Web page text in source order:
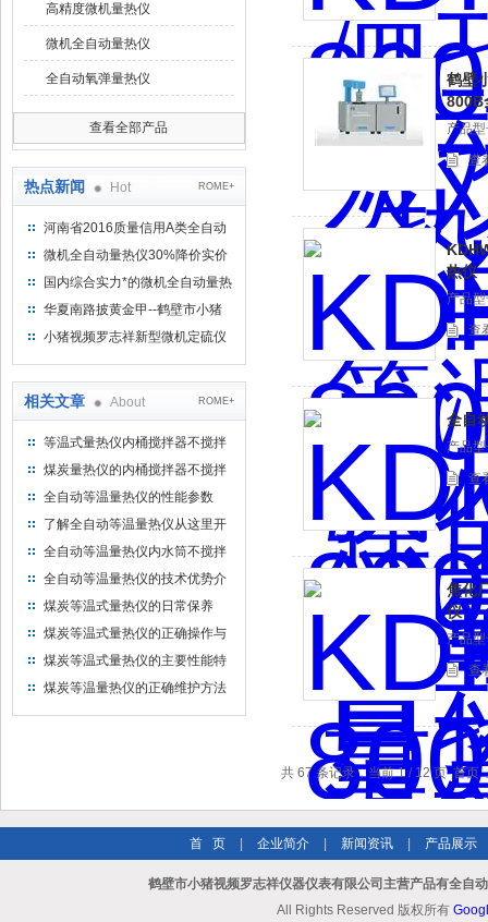
高精度微机量热仪
微机全自动量热仪
全自动氧弹量热仪
查看全部产品
热点新闻 Hot ROME+
河南省2016质量信用A类全自动
量热仪
微机全自动量热仪30%降价实价
出售
国内综合实力*的微机全自动量热
仪制造企业
华夏南路披黄金甲--鹤壁市小猪
视频罗志祥仪器仪表有限公司
小猪视频罗志祥新型微机定硫仪
相关文章 About ROME+
等温式量热仪内桶搅拌器不搅拌
如何处理
煤炭量热仪的内桶搅拌器不搅拌
怎么办
全自动等温量热仪的性能参数
了解全自动等温量热仪从这里开
始
全自动等温量热仪内水筒不搅拌
怎么处理
全自动等温量热仪的技术优势介
绍
煤炭等温式量热仪的日常保养
煤炭等温式量热仪的正确操作与
维护
煤炭等温式量热仪的主要性能特
点
煤炭等温量热仪的正确维护方法
鹤壁
800B
产品型
查
热仪
产品型号
查
全自
产品型
查
焦化
仪
产品型号
查
共 67 条记录，当前 1 / 12 页 首
首 页 企业简介 新闻资讯 产品展示
鹤壁市小猪视频罗志祥仪器仪表有限公司主营产品有全自
All Rights Reserved 版权所有